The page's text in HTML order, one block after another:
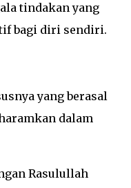
tindakan yang
bagi diri sendiri.
yang berasal
dalam
Rasulullah